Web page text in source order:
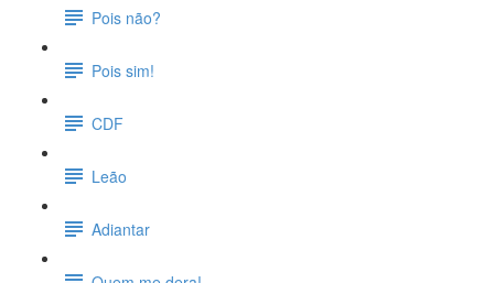
Pois não?
Pois sim!
CDF
Leão
Adiantar